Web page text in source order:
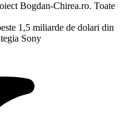
Bogdan-Chirea.ro. Toate
1,5 miliarde de dolari din
Sony